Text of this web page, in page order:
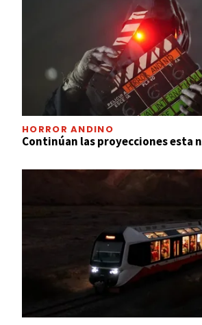
HORROR ANDINO
Continúan las proyecciones esta